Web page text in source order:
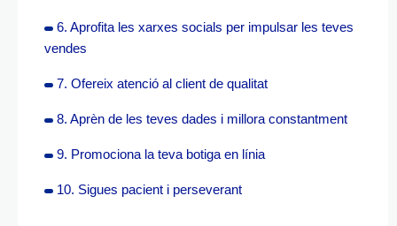
6. Aprofita les xarxes socials per impulsar les teves
vendes
7. Ofereix atenció al client de qualitat
8. Aprèn de les teves dades i millora constantment
9. Promociona la teva botiga en línia
10. Sigues pacient i perseverant